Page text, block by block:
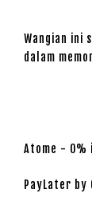
Wangian ini
dalam
Atome - 0%
PayLater